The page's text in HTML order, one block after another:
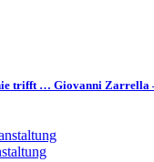
trifft … Giovanni Zarrella